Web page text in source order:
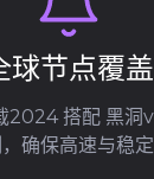
球节点覆盖
2024 搭配 黑洞
确保高速与稳定